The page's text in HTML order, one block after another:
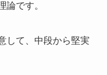
論です。
して、中段から堅実